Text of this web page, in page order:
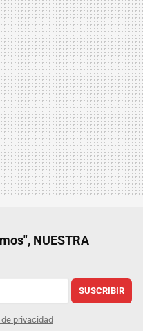
NUESTRA
SUSCRIBIR
privacidad